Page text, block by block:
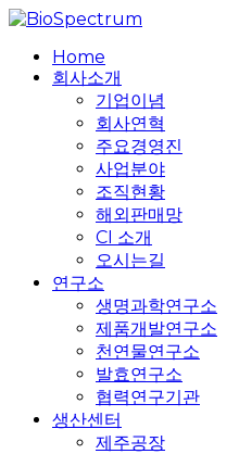
Skip
main
content
search
MenuHome
회사소개
기업이념
회사연혁
주요경영진
사업분야
조직현황
해외판매망
CI 소개
오시는길
연구소
생명과학연구소
제품개발연구소
천연물연구소
발효연구소
협력연구기관
생산센터
제주공장